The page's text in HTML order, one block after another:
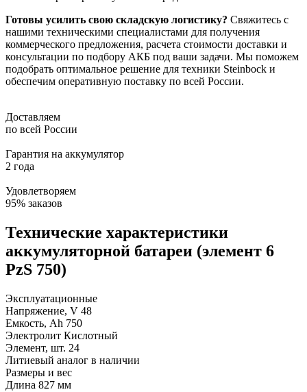
Готовы усилить свою складскую логистику? Свяжитесь с
нашими техническими специалистами для получения
коммерческого предложения, расчета стоимости доставки и
консультации по подбору АКБ под ваши задачи. Мы поможем
подобрать оптимальное решение для техники Steinbock и
обеспечим оперативную поставку по всей России.
Доставляем
по всей России
Гарантия на аккумулятор
2 года
Удовлетворяем
95% заказов
Технические характеристики
аккумуляторной батареи (элемент 6
PzS 750)
Эксплуатационные
Напряжение, V 48
Емкость, Ah 750
Электролит Кислотный
Элемент, шт. 24
Литиевый аналог в наличии
Размеры и вес
Длина 827 мм